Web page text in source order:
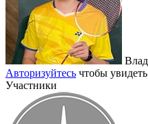
Авторизуйтесь чтобы
Участники